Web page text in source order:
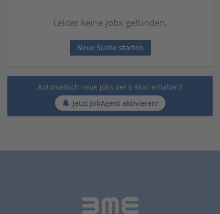
Leider keine Jobs gefunden.
Neue Suche starten
Automatisch neue Jobs per E-Mail erhalten?
Jetzt JobAgent aktivieren!